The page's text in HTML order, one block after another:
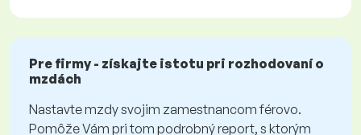
Pre firmy - získajte istotu pri rozhodovaní o
mzdách
Nastavte mzdy svojim zamestnancom férovo.
Pomôže Vám pri tom podrobný report, s ktorým